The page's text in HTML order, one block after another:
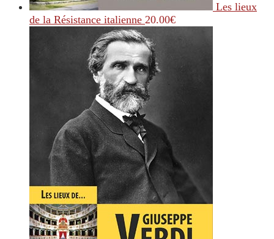
Les lieux
de la Résistance italienne 20.00€